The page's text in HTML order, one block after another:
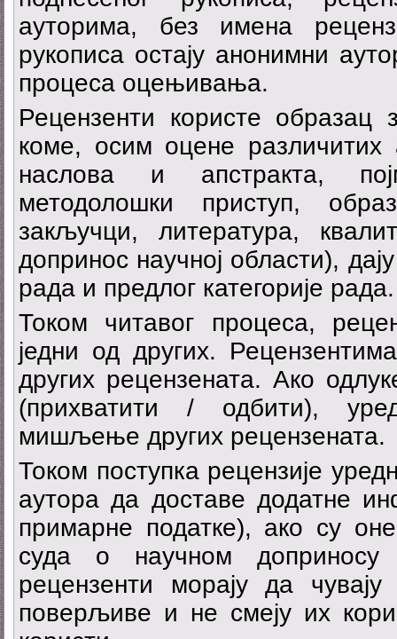
ауторима, без имена
рукописа остају анонимни
процеса оцењивања.
Рецензенти користе
коме, осим оцене различитих
наслова и апстракта,
методолошки приступ,
закључци, литература,
допринос научној области),
рада и предлог категорије рада.
Током читавог процеса,
једни од других.
других рецензената. Ако
(прихватити / одбити),
мишљење других рецензената.
Током поступка рецензије
аутора да доставе додатне
примарне податке), ако су
суда о научном доприносу
рецензенти морају да
поверљиве и не смеју их